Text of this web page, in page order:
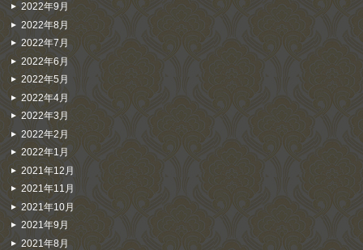
2022年9月
2022年8月
2022年7月
2022年6月
2022年5月
2022年4月
2022年3月
2022年2月
2022年1月
2021年12月
2021年11月
2021年10月
2021年9月
2021年8月